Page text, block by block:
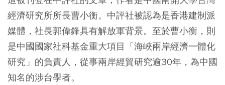
經濟研究所所長曹小衡。中評社被認為是香港建制派
媒體，社長郭偉鋒具有解放軍背景。至於曹小衡，則
是中國國家社科基金重大項目「海峽兩岸經濟一體化
研究」的負責人，從事兩岸經貿研究逾30年，為中國
知名的涉台學者。